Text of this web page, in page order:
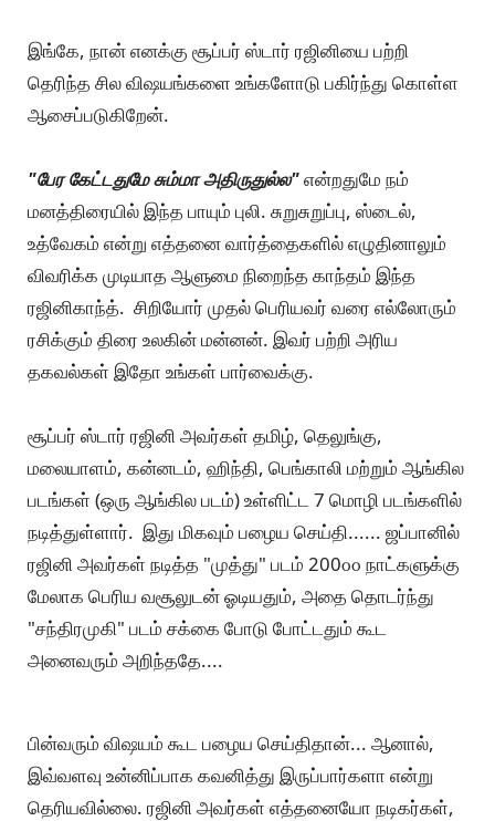
இங்கே, நான் எனக்கு சூப்பர் ஸ்டார் ரஜினியை பற்றி
தெரிந்த சில விஷயங்களை உங்களோடு பகிர்ந்து கொள்ள
ஆசைப்படுகிறேன்.
"பேர கேட்டதுமே சும்மா அதிருதுல்ல"என்றதுமே நம்
மனத்திரையில் இந்த பாயும் புலி. சுறுசுறுப்பு, ஸ்டைல்,
உத்வேகம் என்று எத்தனை வார்த்தைகளில் எழுதினாலும்
விவரிக்க முடியாத ஆளுமை நிறைந்த காந்தம் இந்த
ரஜினிகாந்த். சிறியோர் முதல் பெரியவர் வரை எல்லோரும்
ரசிக்கும் திரை உலகின் மன்னன். இவர் பற்றி அரிய
தகவல்கள் இதோ உங்கள் பார்வைக்கு.
சூப்பர் ஸ்டார் ரஜினி அவர்கள் தமிழ், தெலுங்கு,
மலையாளம், கன்னடம், ஹிந்தி, பெங்காலி மற்றும் ஆங்கில
படங்கள் (ஒரு ஆங்கில படம்) உள்ளிட்ட 7 மொழி படங்களில்
நடித்துள்ளார். இது மிகவும் பழைய செய்தி...... ஜப்பானில்
ரஜினி அவர்கள் நடித்த "முத்து" படம் 200௦௦ நாட்களுக்கு
மேலாக பெரிய வசூலுடன் ஓடியதும், அதை தொடர்ந்து
"சந்திரமுகி" படம் சக்கை போடு போட்டதும் கூட
அனைவரும் அறிந்ததே....
பின்வரும் விஷயம் கூட பழைய செய்திதான்... ஆனால்,
இவ்வளவு உன்னிப்பாக கவனித்து இருப்பார்களா என்று
தெரியவில்லை. ரஜினி அவர்கள் எத்தனையோ நடிகர்கள்,